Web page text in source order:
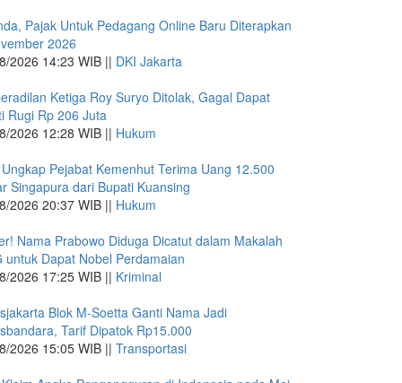
Pajak Untuk Pedagang Online Baru Diterapkan
2026
2026 14:23 WIB || DKI Jakarta
Ketiga Roy Suryo Ditolak, Gagal Dapat
Rugi Rp 206 Juta
2026 12:28 WIB || Hukum
Pejabat Kemenhut Terima Uang 12.500
Singapura dari Bupati Kuansing
2026 20:37 WIB || Hukum
Nama Prabowo Diduga Dicatut dalam Makalah
untuk Dapat Nobel Perdamaian
2026 17:25 WIB || Kriminal
Blok M-Soetta Ganti Nama Jadi
Tarif Dipatok Rp15.000
2026 15:05 WIB || Transportasi